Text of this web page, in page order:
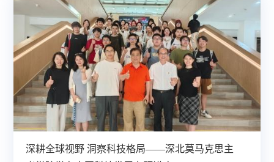
深耕全球视野 洞察科技格局——深北莫马克思主